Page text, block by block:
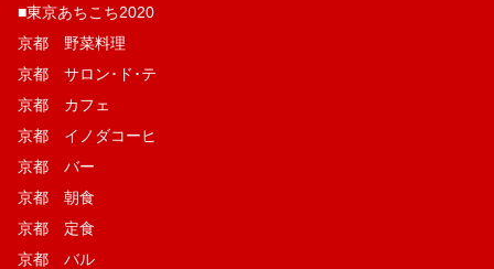
■東京あちこち2020
京都 野菜料理
京都 サロン･ド･テ
京都 カフェ
京都 イノダコーヒ
京都 バー
京都 朝食
京都 定食
京都 バル